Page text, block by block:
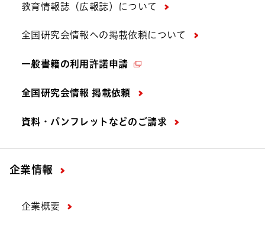
教育情報誌（広報誌）について
全国研究会情報への掲載依頼について
一般書籍の利用許諾申請
全国研究会情報 掲載依頼
資料・パンフレットなどの ご請求
企業情報
企業概要